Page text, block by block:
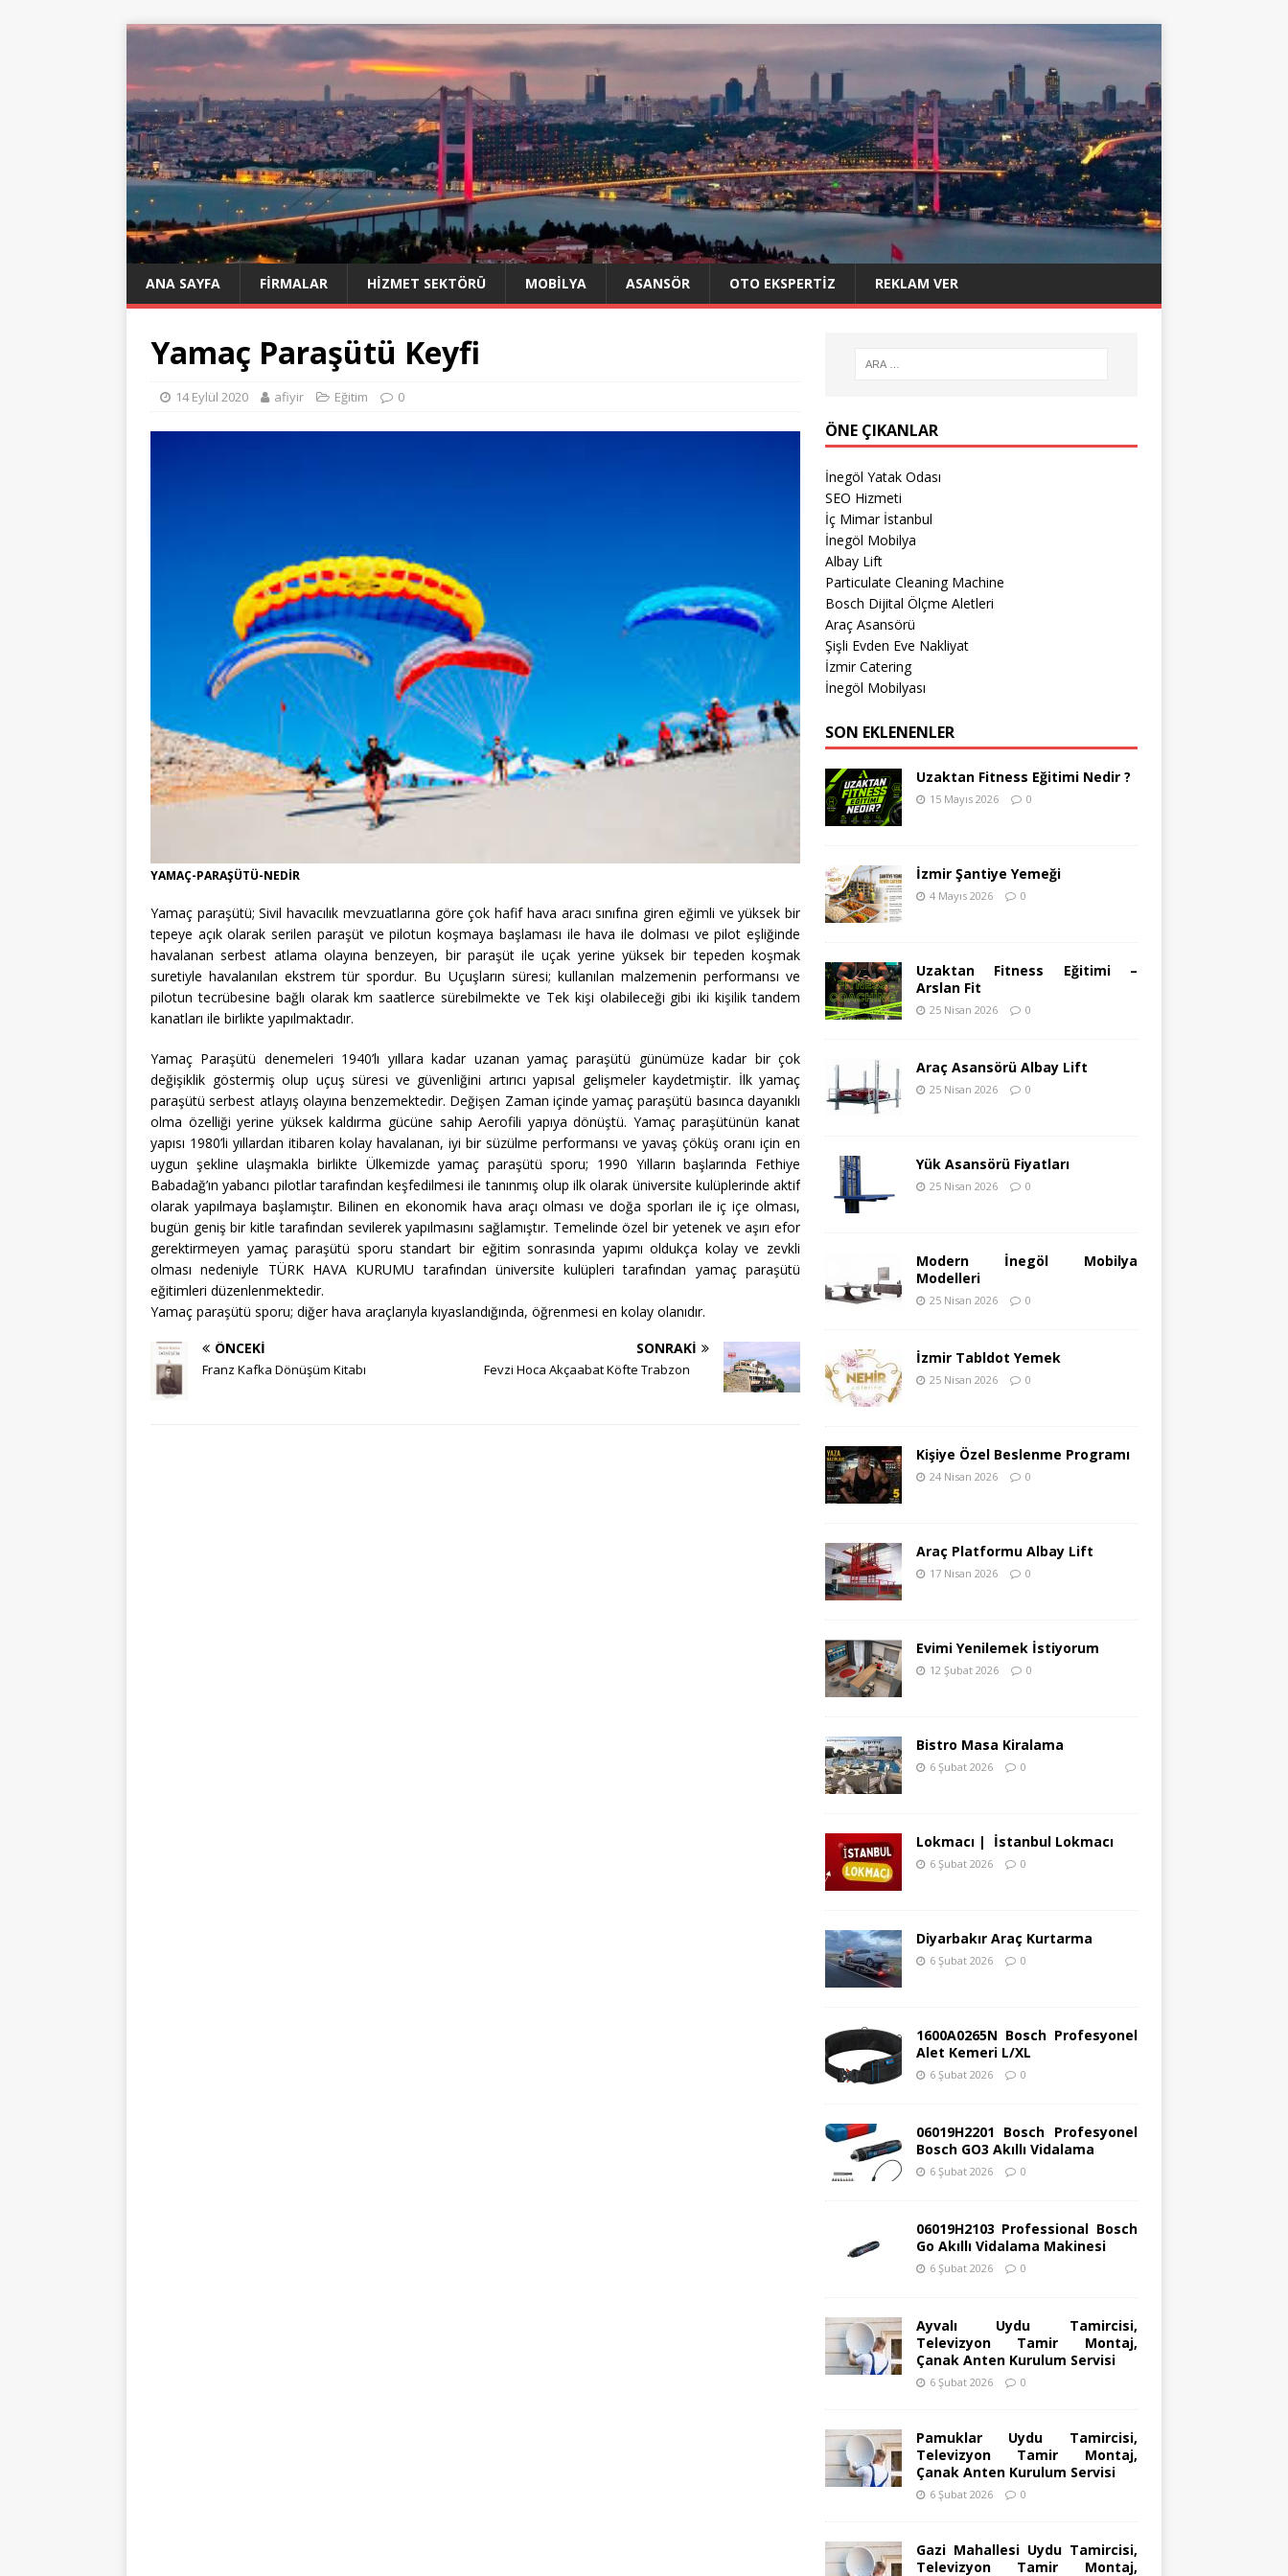
ANA SAYFA FIRMALAR HIZMET SEKTÖRÜ MOBILYA ASANSÖR OTO EKSPERTIZ REKLAM VER
Yamaç Paraşütü Keyfi
14 Eylül 2020 afiyir Eğitim 0
YAMAÇ-PARAŞÜTÜ-NEDİR
Yamaç paraşütü; Sivil havacılık mevzuatlarına göre çok hafif hava aracı sınıfına giren eğimli ve yüksek bir
tepeye açık olarak serilen paraşüt ve pilotun koşmaya başlaması ile hava ile dolması ve pilot eşliğinde
havalanan serbest atlama olayına benzeyen, bir paraşüt ile uçak yerine yüksek bir tepeden koşmak
suretiyle havalanılan ekstrem tür spordur. Bu Uçuşların süresi; kullanılan malzemenin performansı ve
pilotun tecrübesine bağlı olarak km saatlerce sürebilmekte ve Tek kişi olabileceği gibi iki kişilik tandem
kanatları ile birlikte yapılmaktadır.
Yamaç Paraşütü denemeleri 1940’lı yıllara kadar uzanan yamaç paraşütü günümüze kadar bir çok
değişiklik göstermiş olup uçuş süresi ve güvenliğini artırıcı yapısal gelişmeler kaydetmiştir. İlk yamaç
paraşütü serbest atlayış olayına benzemektedir. Değişen Zaman içinde yamaç paraşütü basınca dayanıklı
olma özelliği yerine yüksek kaldırma gücüne sahip Aerofili yapıya dönüştü. Yamaç paraşütünün kanat
yapısı 1980’li yıllardan itibaren kolay havalanan, iyi bir süzülme performansı ve yavaş çöküş oranı için en
uygun şekline ulaşmakla birlikte Ülkemizde yamaç paraşütü sporu; 1990 Yılların başlarında Fethiye
Babadağ’ın yabancı pilotlar tarafından keşfedilmesi ile tanınmış olup ilk olarak üniversite kulüplerinde aktif
olarak yapılmaya başlamıştır. Bilinen en ekonomik hava araçı olması ve doğa sporları ile iç içe olması,
bugün geniş bir kitle tarafından sevilerek yapılmasını sağlamıştır. Temelinde özel bir yetenek ve aşırı efor
gerektirmeyen yamaç paraşütü sporu standart bir eğitim sonrasında yapımı oldukça kolay ve zevkli
olması nedeniyle TÜRK HAVA KURUMU tarafından üniversite kulüpleri tarafından yamaç paraşütü
eğitimleri düzenlenmektedir.
Yamaç paraşütü sporu; diğer hava araçlarıyla kıyaslandığında, öğrenmesi en kolay olanıdır.
ÖNCEKI
Franz Kafka Dönüşüm Kitabı
SONRAKI
Fevzi Hoca Akçaabat Köfte Trabzon
ÖNE ÇIKANLAR
İnegöl Yatak Odası
SEO Hizmeti
İç Mimar İstanbul
İnegöl Mobilya
Albay Lift
Particulate Cleaning Machine
Bosch Dijital Ölçme Aletleri
Araç Asansörü
Şişli Evden Eve Nakliyat
İzmir Catering
İnegöl Mobilyası
SON EKLENENLER
Uzaktan Fitness Eğitimi Nedir ?
15 Mayıs 2026 0
İzmir Şantiye Yemeği
4 Mayıs 2026 0
Uzaktan Fitness Eğitimi –
Arslan Fit
25 Nisan 2026 0
Araç Asansörü Albay Lift
25 Nisan 2026 0
Yük Asansörü Fiyatları
25 Nisan 2026 0
Modern İnegöl Mobilya
Modelleri
25 Nisan 2026 0
İzmir Tabldot Yemek
25 Nisan 2026 0
Kişiye Özel Beslenme Programı
24 Nisan 2026 0
Araç Platformu Albay Lift
17 Nisan 2026 0
Evimi Yenilemek İstiyorum
12 Şubat 2026 0
Bistro Masa Kiralama
6 Şubat 2026 0
Lokmacı | İstanbul Lokmacı
6 Şubat 2026 0
Diyarbakır Araç Kurtarma
6 Şubat 2026 0
1600A0265N Bosch Profesyonel
Alet Kemeri L/XL
6 Şubat 2026 0
06019H2201 Bosch Profesyonel
Bosch GO3 Akıllı Vidalama
6 Şubat 2026 0
06019H2103 Professional Bosch
Go Akıllı Vidalama Makinesi
6 Şubat 2026 0
Ayvalı Uydu Tamircisi,
Televizyon Tamir Montaj,
Çanak Anten Kurulum Servisi
6 Şubat 2026 0
Pamuklar Uydu Tamircisi,
Televizyon Tamir Montaj,
Çanak Anten Kurulum Servisi
6 Şubat 2026 0
Gazi Mahallesi Uydu Tamircisi,
Televizyon Tamir Montaj,